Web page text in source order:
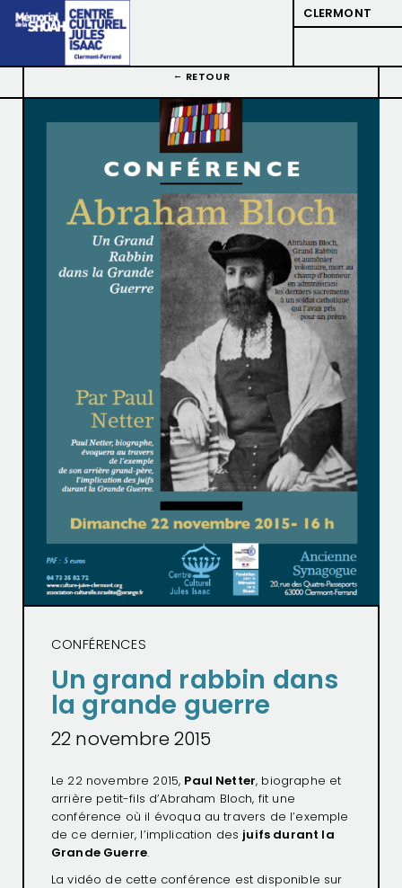
CLERMONT
RETOUR
CONFÉRENCES
Un grand rabbin dans
la grande guerre
22 novembre 2015
Le 22 novembre 2015, Paul Netter, biographe et
arrière petit-fils d’Abraham Bloch, fit une
conférence où il évoqua au travers de l’exemple
de ce dernier, l’implication des juifs durant la
Grande Guerre.
La vidéo de cette conférence est disponible sur